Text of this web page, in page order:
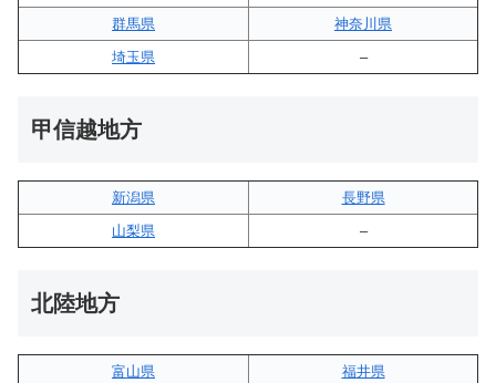
群馬県
神奈川県
埼玉県
–
甲信越地方
新潟県
長野県
山梨県
–
北陸地方
富山県
福井県